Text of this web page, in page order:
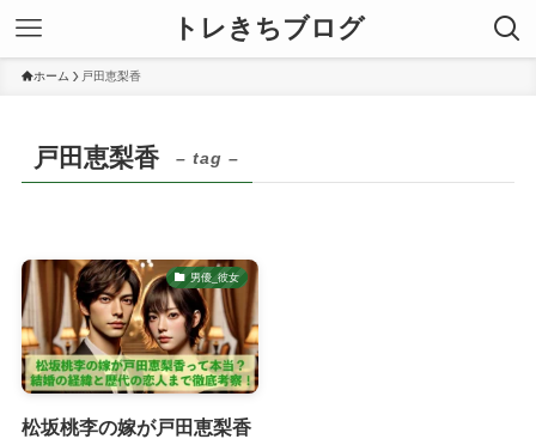
トレきちブログ
ホーム 戸田恵梨香
戸田恵梨香 – tag –
男優_彼女
松坂桃李の嫁が戸田恵梨香